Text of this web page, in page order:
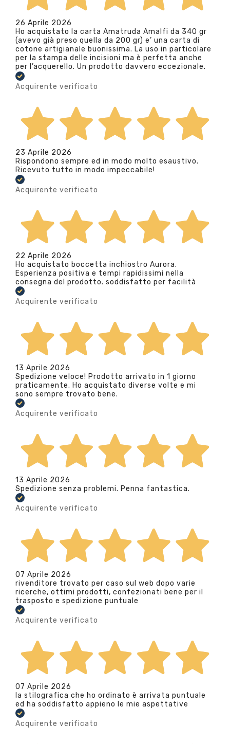
26 Aprile 2026
Ho acquistato la carta Amatruda Amalfi da 340 gr
(avevo già preso quella da 200 gr) e’ una carta di
cotone artigianale buonissima. La uso in particolare
per la stampa delle incisioni ma è perfetta anche
per l’acquerello. Un prodotto davvero eccezionale.
Acquirente verificato
23 Aprile 2026
Rispondono sempre ed in modo molto esaustivo.
Ricevuto tutto in modo impeccabile!
Acquirente verificato
22 Aprile 2026
Ho acquistato boccetta inchiostro Aurora.
Esperienza positiva e tempi rapidissimi nella
consegna del prodotto. soddisfatto per facilità
Acquirente verificato
13 Aprile 2026
Spedizione veloce! Prodotto arrivato in 1 giorno
praticamente. Ho acquistato diverse volte e mi
sono sempre trovato bene.
Acquirente verificato
13 Aprile 2026
Spedizione senza problemi. Penna fantastica.
Acquirente verificato
07 Aprile 2026
rivenditore trovato per caso sul web dopo varie
ricerche, ottimi prodotti, confezionati bene per il
trasposto e spedizione puntuale
Acquirente verificato
07 Aprile 2026
la stilografica che ho ordinato è arrivata puntuale
ed ha soddisfatto appieno le mie aspettative
Acquirente verificato